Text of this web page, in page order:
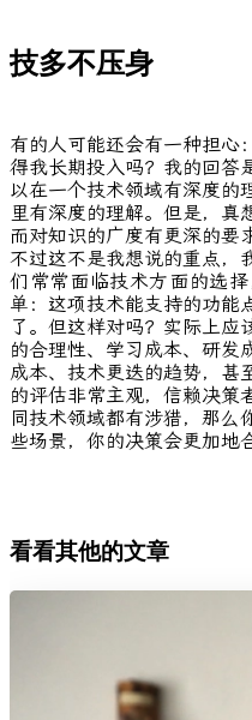
技多不压身
有的人可能还会有一种担心
得我长期投入吗？我的回答
以在一个技术领域有深度的
里有深度的理解。但是，真
而对知识的广度有更深的要
不过这不是我想说的重点，
们常常面临技术方面的选
单：这项技术能支持的功能
了。但这样对吗？实际上应
的合理性、学习成本、研发
成本、技术更迭的趋势，甚
的评估非常主观，信赖决策
同技术领域都有涉猎，那么
些场景，你的决策会更加地
看看其他的文章